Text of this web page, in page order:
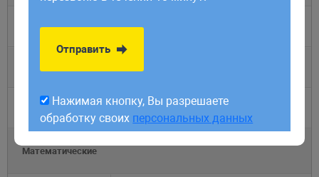
Присвоение значения и уменьшение
Присвоение значения и умножение
Присвоение значения и деление
Математические
обработку своихперсональных данных
Отправить
Нажимая кнопку, Вы разрешаете
обработку своих персональных данных